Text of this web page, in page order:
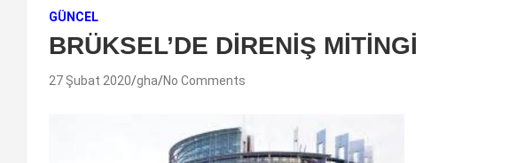
GÜNCEL
BRÜKSEL’DE DİRENİŞ MİTİNGİ
27 Şubat 2020 gha No Comments